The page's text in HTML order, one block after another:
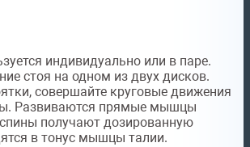
индивидуально или в паре.
стоя на одном из двух дисков.
совершайте круговые движения
Развиваются прямые мышцы
получают дозированную
в тонус мышцы талии.